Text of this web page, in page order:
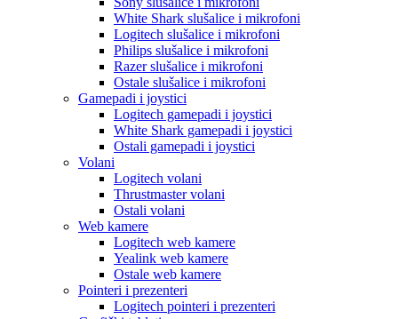
White Shark slušalice i mikrofoni
Logitech slušalice i mikrofoni
Philips slušalice i mikrofoni
Razer slušalice i mikrofoni
Ostale slušalice i mikrofoni
Gamepadi i joystici
Logitech gamepadi i joystici
White Shark gamepadi i joystici
Ostali gamepadi i joystici
Volani
Logitech volani
Thrustmaster volani
Ostali volani
Web kamere
Logitech web kamere
Yealink web kamere
Ostale web kamere
Pointeri i prezenteri
Logitech pointeri i prezenteri